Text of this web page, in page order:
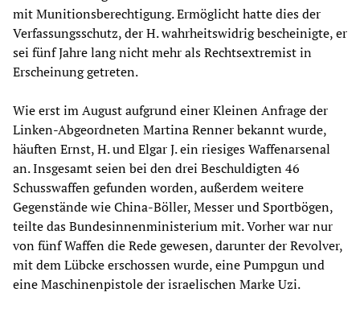
mit Munitionsberechtigung. Ermöglicht hatte dies der
Verfassungsschutz, der H. wahrheitswidrig bescheinigte, er
sei fünf Jahre lang nicht mehr als Rechtsextremist in
Erscheinung getreten.
Wie erst im August aufgrund einer Kleinen Anfrage der
Linken-Abgeordneten Martina Renner bekannt wurde,
häuften Ernst, H. und Elgar J. ein riesiges Waffenarsenal
an. Insgesamt seien bei den drei Beschuldigten 46
Schusswaffen gefunden worden, außerdem weitere
Gegenstände wie China-Böller, Messer und Sportbögen,
teilte das Bundesinnenministerium mit. Vorher war nur
von fünf Waffen die Rede gewesen, darunter der Revolver,
mit dem Lübcke erschossen wurde, eine Pumpgun und
eine Maschinenpistole der israelischen Marke Uzi.